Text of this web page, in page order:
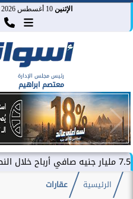
الإثنين 10 أغسطس 2026
رئيس مجلس الإدارة
معتصم ابراهيم
الرئيسية عقارات